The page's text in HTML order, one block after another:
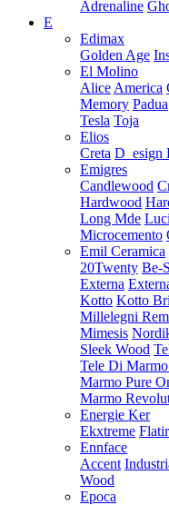
Adrenaline
E
Edimax
Golden Age
El Molino
Alice America
Memory Padua
Tesla Toja
Elios
Creta D_esign
Emigres
Candlewood
Hardwood
Long Mde
Microcemento
Emil Ceramica
20Twenty Be-
Externa
Kotto Kotto
Millelegni
Mimesis
Sleek Wood
Tele Di
Marmo Pure
Marmo
Energie Ker
Ekxtreme
Ennface
Accent
Wood
Epoca